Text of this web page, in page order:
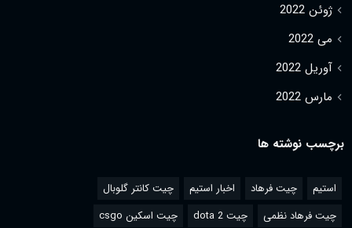
ژوئن 2022
می 2022
آوریل 2022
مارس 2022
برچسب نوشته ها
استیم چیت فرهاد اخبار استیم
چیت کانتر گلوبال
چیت فرهاد نظمی
چیت dota 2 چیت اسکین csgo